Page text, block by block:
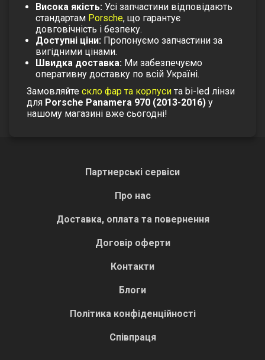
Висока якість: Усі запчастини відповідають
стандартам Porsche, що гарантує
довговічність і безпеку.
Доступні ціни: Пропонуємо запчастини за
вигідними цінами.
Швидка доставка: Ми забезпечуємо
оперативну доставку по всій Україні.
Замовляйте скло фар та корпуси та bi-led лінзи
для Porsche Panamera 970 (2013-2016) у
нашому магазині вже сьогодні!
Партнерські сервіси
Про нас
Доставка, оплата та повернення
Договір оферти
Контакти
Блоги
Політика конфіденційності
Співпраця